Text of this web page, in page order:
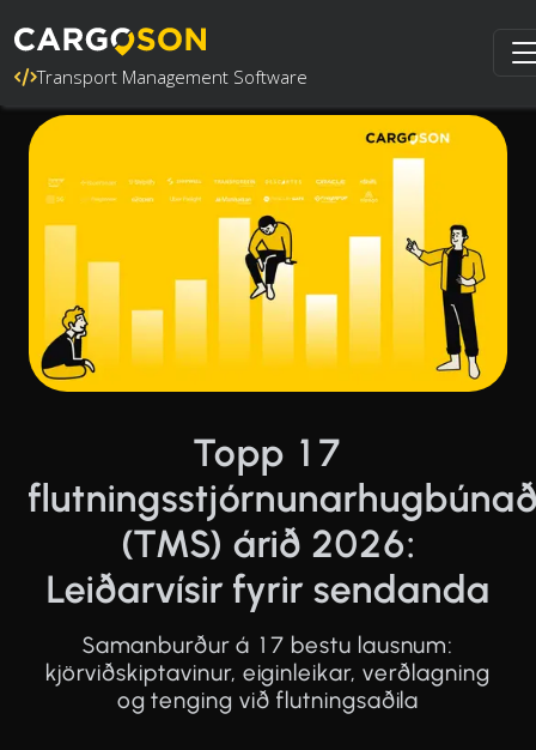
Transport Management Software
Topp 17
(TMS) árið 2026:
Leiðarvísir fyrir sendanda
Samanburður á 17 bestu lausnum:
kjörviðskiptavinur, eiginleikar, verðlagning
og tenging við flutningsaðila